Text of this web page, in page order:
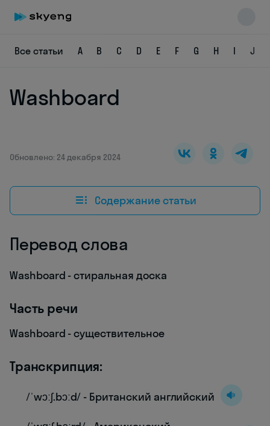
Все статьи A B C D E F G H I J
Washboard
Обновлено: 24 декабря 2024
Содержание статьи
Перевод слова
Washboard - стиральная доска
Часть речи
Washboard - существительное
Транскрипция:
/ˈwɔːʃ.bɔːd/ - Британский английский